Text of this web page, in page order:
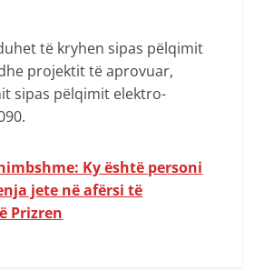
të kryhen sipas pëlqimit
projektit të aprovuar,
sipas pëlqimit elektro-
Ky është personi
jete në afërsi të
Prizren